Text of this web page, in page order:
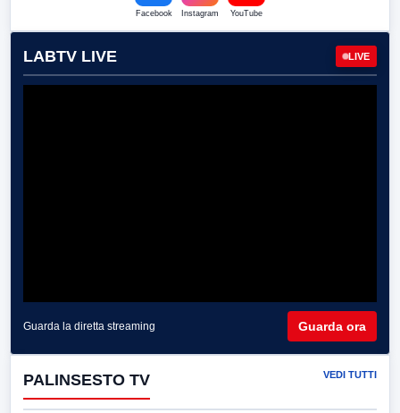
Facebook Instagram YouTube
LABTV LIVE LIVE
Guarda la diretta streaming Guarda ora
PALINSESTO TV VEDI TUTTI